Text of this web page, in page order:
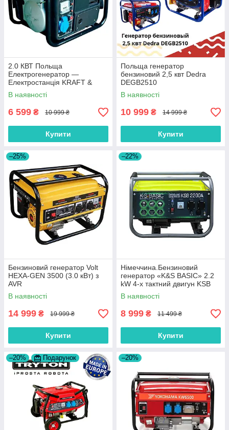
2.0 КВТ Польща
Електрогенератор —
Електростанція KRAFT &
DELE KD (Kraft welle) 2,0 КВТ
В наявності
6 599 ₴ 10 999 ₴
Купити
Польща генератор
бензиновий 2,5 квт Dedra
DEGB2510
В наявності
10 999 ₴ 14 999 ₴
Купити
–25%
Бензиновий генератор Volt
HEXA-GEN 3500 (3.0 кВт) з
AVR
В наявності
14 999 ₴ 19 999 ₴
Купити
–22%
Нiмеччина.Бензиновий
генератор «K&S BASIC» 2.2
kW 4-х тактний двигун KSB
2200A
В наявності
8 999 ₴ 11 499 ₴
Купити
–20% Подарунок –20%